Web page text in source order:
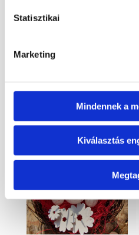
Statisztikai
Marketing
Mindennek a
Kiválasztás